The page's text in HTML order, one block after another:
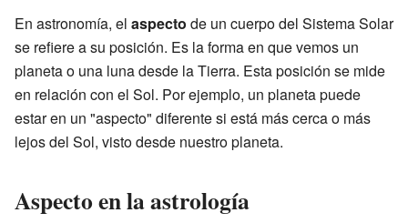
En astronomía, el aspecto de un cuerpo del Sistema Solar
se refiere a su posición. Es la forma en que vemos un
planeta o una luna desde la Tierra. Esta posición se mide
en relación con el Sol. Por ejemplo, un planeta puede
estar en un "aspecto" diferente si está más cerca o más
lejos del Sol, visto desde nuestro planeta.
Aspecto en la astrología